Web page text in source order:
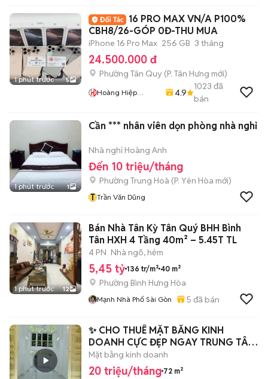
1 phút trước 5
16 PRO MAX VN/A P100%
CBH8/26-GÓP 0Đ-THU MUA
iPhone 16 Pro Max 256 GB 3 tháng
24.500.000 đ
Phường Tân Quy (P. Tân Hưng mới)
Hoàng Hiệp
4.9
1023 đã
bán
1 phút trước 1
Cần *** nhân viên dọn phòng nhà nghỉ
Nhà nghỉ Hoàng Anh
Đến 10 triệu/tháng
Phường Trung Hoà (P. Yên Hòa mới)
T Trần Văn Dũng
1 phút trước 12
Bán Nhà Tân Kỳ Tân Quý BHH Bình
Tân HXH 4 Tầng 40m² – 5.45T TL
4 PN Nhà ngõ, hẻm
5,45 tỷ 136 tr/m² 40 m²
Phường Bình Hưng Hòa
Mạnh Nhà Phố Sài Gòn 5 đã bán
✨ CHO THUÊ MẶT BẰNG KINH
DOANH CỰC ĐẸP NGAY TRUNG TÂM
QUẬN 10 ✨
Mặt bằng kinh doanh
20 triệu/tháng 72 m²